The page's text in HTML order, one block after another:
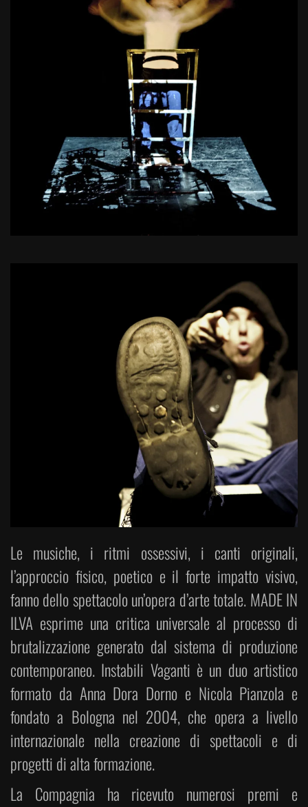
Le musiche, i ritmi ossessivi, i canti originali,
l’approccio fisico, poetico e il forte impatto visivo,
fanno dello spettacolo un’opera d’arte totale. MADE IN
ILVA esprime una critica universale al processo di
brutalizzazione generato dal sistema di produzione
contemporaneo. Instabili Vaganti è un duo artistico
formato da Anna Dora Dorno e Nicola Pianzola e
fondato a Bologna nel 2004, che opera a livello
internazionale nella creazione di spettacoli e di
progetti di alta formazione.
La Compagnia ha ricevuto numerosi premi e